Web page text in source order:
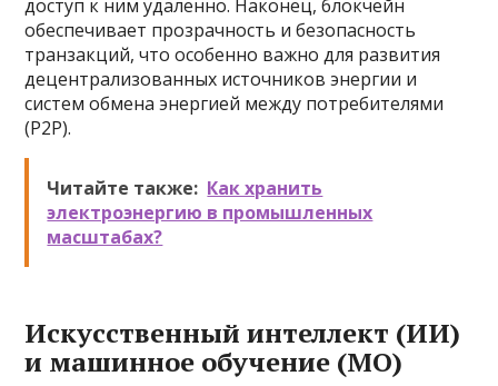
доступ к ним удаленно. Наконец, блокчейн
обеспечивает прозрачность и безопасность
транзакций, что особенно важно для развития
децентрализованных источников энергии и
систем обмена энергией между потребителями
(P2P).
Читайте также: Как хранить
электроэнергию в промышленных
масштабах?
Искусственный интеллект (ИИ)
и машинное обучение (МО)